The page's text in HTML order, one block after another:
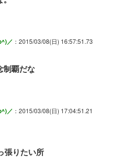
／ ：2015/03/08(日) 16:57:51.73
制覇だな
／ ：2015/03/08(日) 17:04:51.21
張りたい所